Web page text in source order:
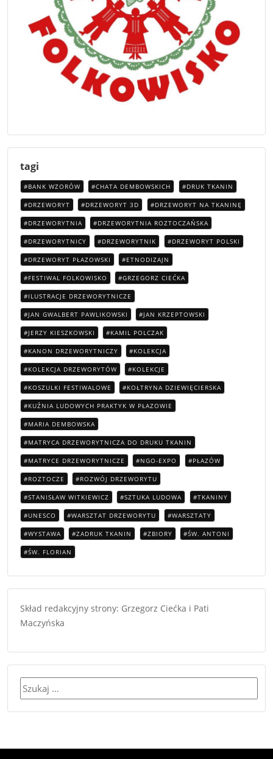
tagi
BANK WZORÓW CHATA DEMBOWSKICH DRUK TKANIN
DRZEWORYT DRZEWORYT 3D DRZEWORYT NA TKANINĘ
DRZEWORYTNIA DRZEWORYTNIA ROZTOCZAŃSKA
DRZEWORYTNICY DRZEWORYTNIK DRZEWORYT POLSKI
DRZEWORYT PŁAZOWSKI ETNODIZAJN
FESTIWAL FOLKOWISKO GRZEGORZ CIEĆKA
ILUSTRACJE DRZEWORYTNICZE
JAN GWALBERT PAWLIKOWSKI JAN KRZEPTOWSKI
JERZY KIESZKOWSKI KAMIL POLCZAK
KANON DRZEWORYTNICZY KOLEKCJA
KOLEKCJA DRZEWORYTÓW KOLEKCJE
KOSZULKI FESTIWALOWE KOŁTRYNA DZIEWIĘCIERSKA
KUŹNIA LUDOWYCH PRAKTYK W PŁAZOWIE
MARIA DEMBOWSKA
MATRYCA DRZEWORYTNICZA DO DRUKU TKANIN
MATRYCE DRZEWORYTNICZE NGO-EXPO PŁAZÓW
ROZTOCZE ROZWÓJ DRZEWORYTU
STANISŁAW WITKIEWICZ SZTUKA LUDOWA TKANINY
UNESCO WARSZTAT DRZEWORYTU WARSZTATY
WYSTAWA ZADRUK TKANIN ZBIORY ŚW. ANTONI
ŚW. FLORIAN
Skład redakcyjny strony: Grzegorz Ciećka i Pati
Maczyńska
Szukaj: